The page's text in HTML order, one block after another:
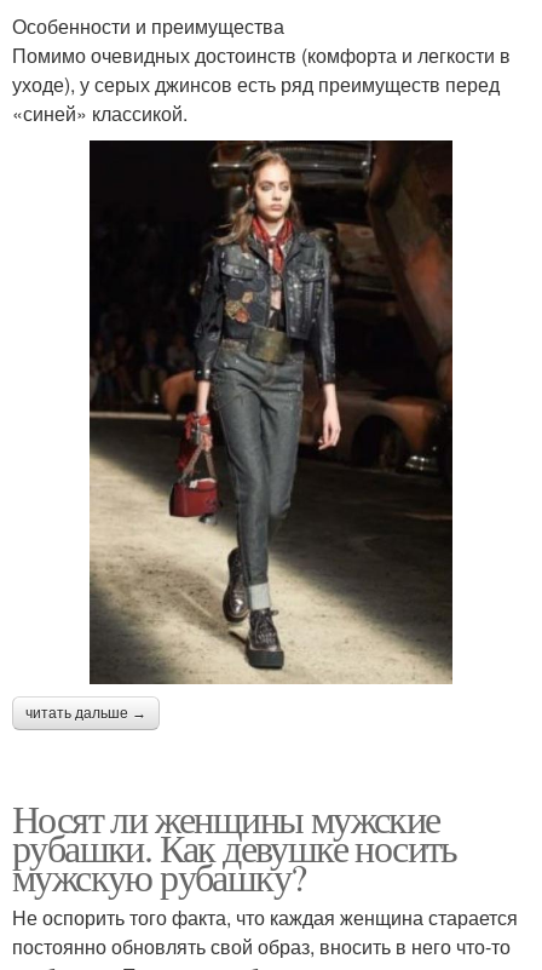
Особенности и преимущества
Помимо очевидных достоинств (комфорта и легкости в
уходе), у серых джинсов есть ряд преимуществ перед
«синей» классикой.
читать дальше →
Носят ли женщины мужские
рубашки. Как девушке носить
мужскую рубашку?
Не оспорить того факта, что каждая женщина старается
постоянно обновлять свой образ, вносить в него что-то